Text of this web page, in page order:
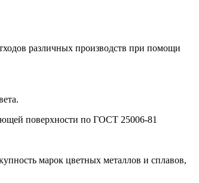
различных производств при помощи
поверхности по ГОСТ 25006-81
марок цветных металлов и сплавов,